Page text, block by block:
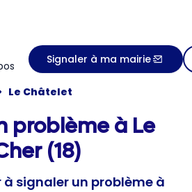
Signaler à ma mairie
Le Châtelet
problème à Le
(18)
à signaler un problème à